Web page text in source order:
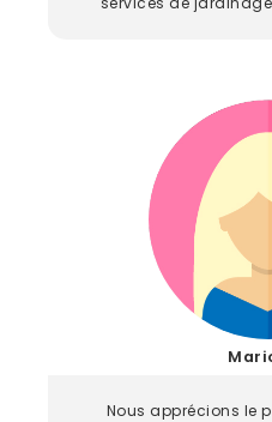
Nous apprécions le